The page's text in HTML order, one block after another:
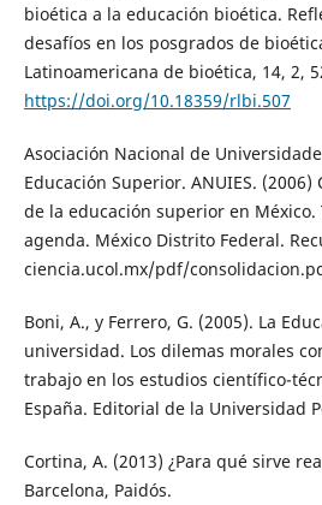
bioética a la educación bioética.
desafíos en los posgrados de
Latinoamericana de bioética, 14, 2,
https://doi.org/10.18359/rlbi.507
Asociación Nacional de
Educación Superior. ANUIES.
de la educación superior en México.
agenda. México Distrito Federal.
ciencia.ucol.mx/pdf/
Boni, A., y Ferrero, G. (2005). La
universidad. Los dilemas morales
trabajo en los estudios científico-
España. Editorial de la Universidad
Cortina, A. (2013) ¿Para qué sirve
Barcelona, Paidós.